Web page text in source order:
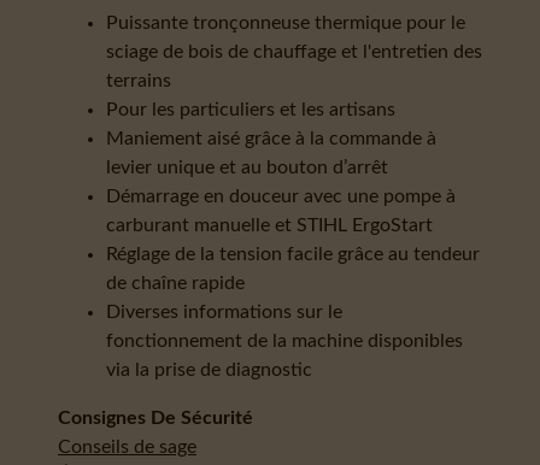
Puissante tronçonneuse thermique pour le
sciage de bois de chauffage et l'entretien des
terrains
Pour les particuliers et les artisans
Maniement aisé grâce à la commande à
levier unique et au bouton d’arrêt
Démarrage en douceur avec une pompe à
carburant manuelle et STIHL ErgoStart
Réglage de la tension facile grâce au tendeur
de chaîne rapide
Diverses informations sur le
fonctionnement de la machine disponibles
via la prise de diagnostic
Consignes De Sécurité
Conseils de sage